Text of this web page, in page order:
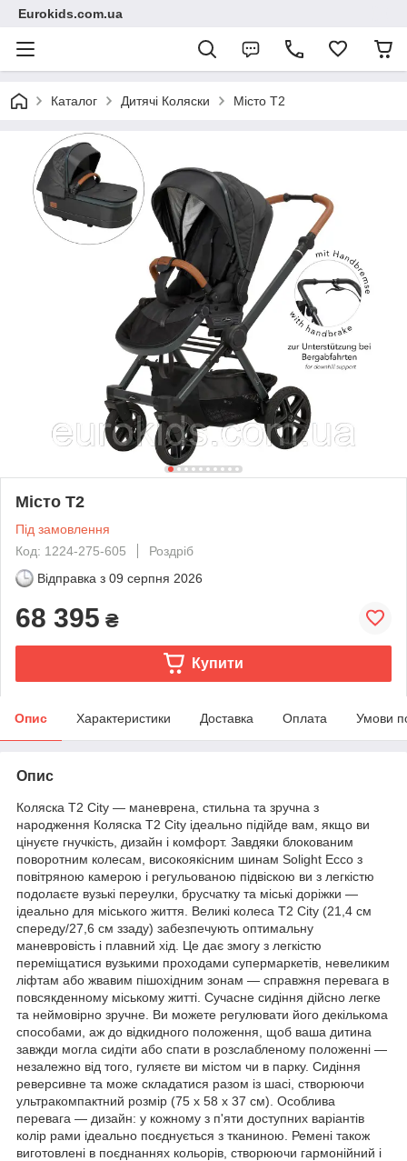
Eurokids.com.ua
Каталог Дитячі Коляски Місто Т2
Місто Т2
Під замовлення
Код: 1224-275-605
Роздріб
Відправка з 09 серпня 2026
68 395 ₴
Купити
Опис Характеристики Доставка Оплата Умови
Опис
Коляска T2 City — маневрена, стильна та зручна з
народження Коляска T2 City ідеально підійде вам, якщо ви
цінуєте гнучкість, дизайн і комфорт. Завдяки блокованим
поворотним колесам, високоякісним шинам Solight Ecco з
повітряною камерою і регульованою підвіскою ви з легкістю
подолаєте вузькі переулки, брусчатку та міські доріжки —
ідеально для міського життя. Великі колеса T2 City (21,4 см
спереду/27,6 см ззаду) забезпечують оптимальну
маневровість і плавний хід. Це дає змогу з легкістю
переміщатися вузькими проходами супермаркетів, невеликим
ліфтам або жвавим пішохідним зонам — справжня перевага в
повсякденному міському житті. Сучасне сидіння дійсно легке
та неймовірно зручне. Ви можете регулювати його декількома
способами, аж до відкидного положення, щоб ваша дитина
завжди могла сидіти або спати в розслабленому положенні —
незалежно від того, гуляєте ви містом чи в парку. Сидіння
реверсивне та може складатися разом із шасі, створюючи
ультракомпактний розмір (75 x 58 x 37 см). Особлива
перевага — дизайн: у кожному з п'яти доступних варіантів
колір рами ідеально поєднується з тканиною. Ремені також
виготовлені в поєднаннях кольорів, створюючи гармонійний і